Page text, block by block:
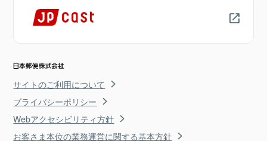
サイトのご利用について
プライバシーポリシー
Webアクセシビリティ方針
お客さま本位の業務運営に関する基本方針